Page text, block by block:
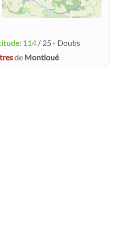
114 / 25 - Doubs
de Montloué